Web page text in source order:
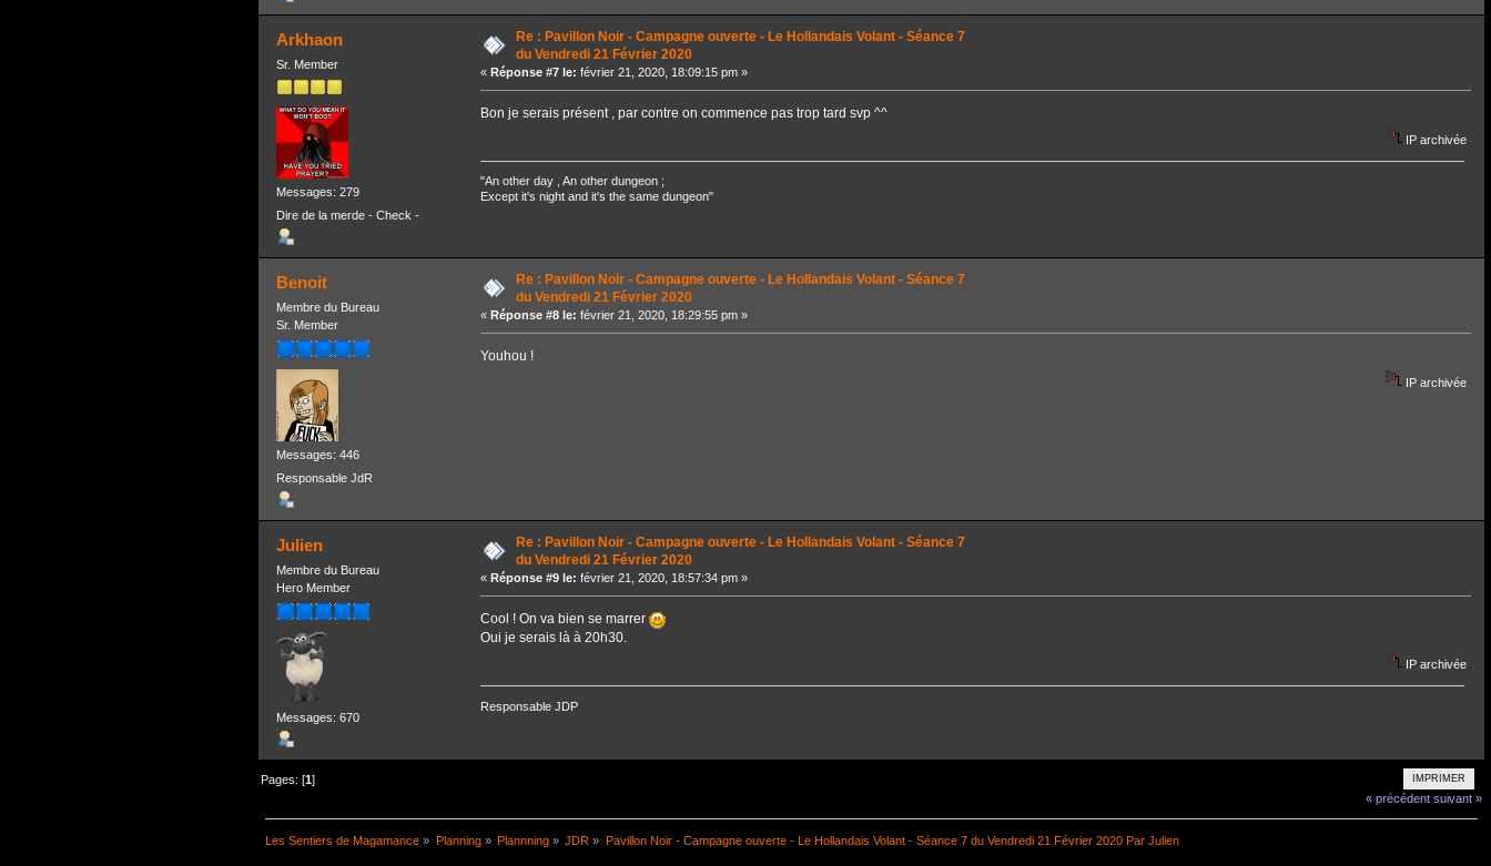
Arkhaon
Sr. Member
Messages: 279
Dire de la merde - Check -
Re : Pavillon Noir - Campagne ouverte - Le Hollandais Volant - Séance 7
du Vendredi 21 Février 2020
« Réponse #7 le: février 21, 2020, 18:09:15 pm »
Bon je serais présent , par contre on commence pas trop tard svp ^^
IP archivée
"An other day , An other dungeon ;
Except it's night and it's the same dungeon"
Benoit
Membre du Bureau
Sr. Member
Messages: 446
Responsable JdR
Re : Pavillon Noir - Campagne ouverte - Le Hollandais Volant - Séance 7
du Vendredi 21 Février 2020
« Réponse #8 le: février 21, 2020, 18:29:55 pm »
Youhou !
IP archivée
Julien
Membre du Bureau
Hero Member
Messages: 670
Re : Pavillon Noir - Campagne ouverte - Le Hollandais Volant - Séance 7
du Vendredi 21 Février 2020
« Réponse #9 le: février 21, 2020, 18:57:34 pm »
Cool ! On va bien se marrer
Oui je serais là à 20h30.
IP archivée
Responsable JDP
IMPRIMER
Pages: [1]
« précédent suivant »
Les Sentiers de Magamance » Planning» Plannning» JDR » Pavillon Noir - Campagne ouverte - Le Hollandais Volant - Séance 7 du Vendredi 21 Février 2020 Par Julien